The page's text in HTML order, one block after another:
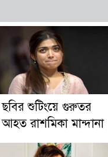
ছবির শুটিংয়ে গুরুতর
আহত রাশমিকা মান্দানা